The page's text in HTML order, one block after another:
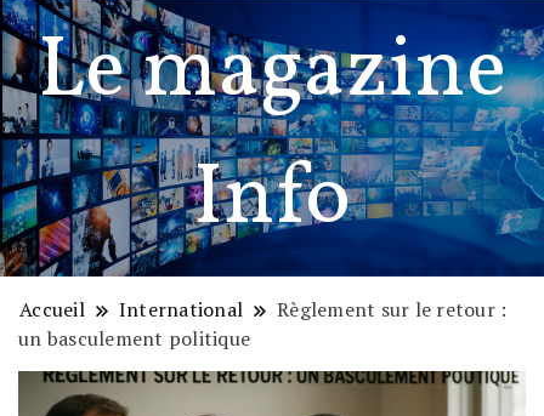
Le magazine
Info
Accueil International
Règlement sur le retour :
un basculement politique